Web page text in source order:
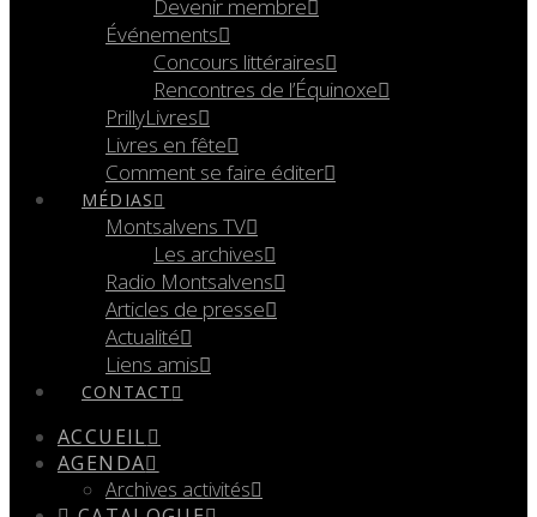
Devenir membre
Événements
Concours littéraires
Rencontres de l’Équinoxe
PrillyLivres
Livres en fête
Comment se faire éditer
MÉDIAS
Montsalvens TV
Les archives
Radio Montsalvens
Articles de presse
Actualité
Liens amis
CONTACT
ACCUEIL
AGENDA
Archives activités